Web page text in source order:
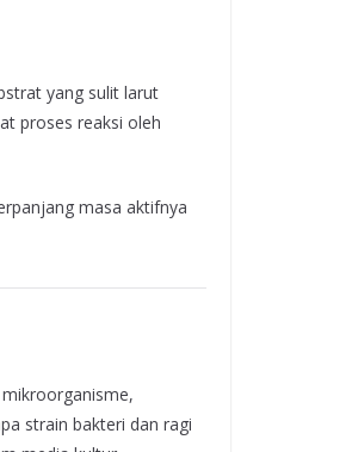
yang sulit larut
proses reaksi oleh
masa aktifnya
strain bakteri dan ragi